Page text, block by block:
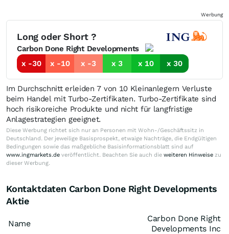
Werbung
Long oder Short ?
Carbon Done Right Developments
x -30
x -10 x -3 x 3 x 10 x 30
Im Durchschnitt erleiden 7 von 10 Kleinanlegern Verluste
beim Handel mit Turbo-Zertifikaten. Turbo-Zertifikate sind
hoch risikoreiche Produkte und nicht für langfristige
Anlagestrategien geeignet.
Diese Werbung richtet sich nur an Personen mit Wohn-/Geschäftssitz in
Deutschland. Der jeweilige Basisprospekt, etwaige Nachträge, die Endgültigen
Bedingungen sowie das maßgebliche Basisinformationsblatt sind auf
www.ingmarkets.de veröffentlicht. Beachten Sie auch die weiteren Hinweise zu
dieser Werbung.
Kontaktdaten Carbon Done Right Developments
Aktie
Name
Carbon Done Right
Developments Inc